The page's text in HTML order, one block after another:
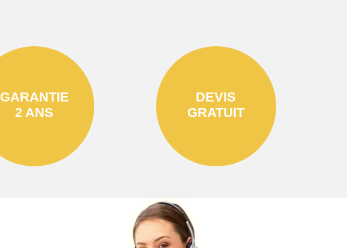
GARANTIE
2 ANS
DEVIS
GRATUIT